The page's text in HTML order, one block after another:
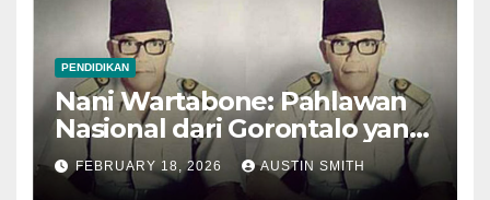
PENDIDIKAN
Nani Wartabone: Pahlawan
Nasional dari Gorontalo yang
Mengobarkan Semangat
Kemerdekaan
FEBRUARY 18, 2026 AUSTIN SMITH